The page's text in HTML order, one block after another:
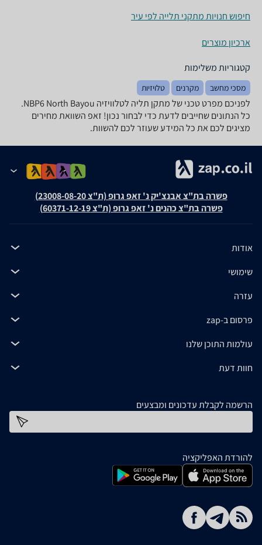
חיפוש חנויות מתקני תלייה לפי עיר
ארכיון מוצרים
קטגוריות משלימות
מסכי מחשב מקרנים טלויזיות
לפניכם מפרט טכני של ‏מתקן תליה לטלוויזיה NBP6 North Bayou.
כל הנתונים שחייבים לדעת כדי לבחור נכון! זאפ השוואת מחירים
מציגים לכם את כל המידע שעוזר לכם להשוות.
פשרה בת"צ אבנצ'יק נ' זאפ גרופ (ת"צ 23008-08-20)
פשרה בת"צ כהנים נ' זאפ גרופ (ת"צ 60371-12-19)
אודות
שימושי
עזרה
פרסום ב-zap
עולמות התוכן שלנו
חוות דעת
הרשמה לקבלת עדכונים ומבצעים
להורדת האפליקציה